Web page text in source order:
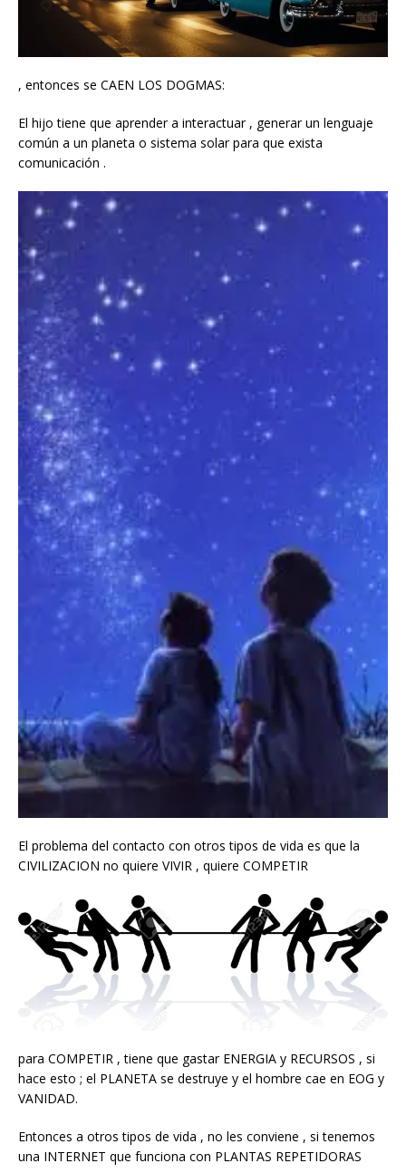
, entonces se CAEN LOS DOGMAS:
El hijo tiene que aprender a interactuar , generar un lenguaje
común a un planeta o sistema solar para que exista
comunicación .
El problema del contacto con otros tipos de vida es que la
CIVILIZACION no quiere VIVIR , quiere COMPETIR
para COMPETIR , tiene que gastar ENERGIA y RECURSOS , si
hace esto ; el PLANETA se destruye y el hombre cae en EOG y
VANIDAD.
Entonces a otros tipos de vida , no les conviene , si tenemos
una INTERNET que funciona con PLANTAS REPETIDORAS